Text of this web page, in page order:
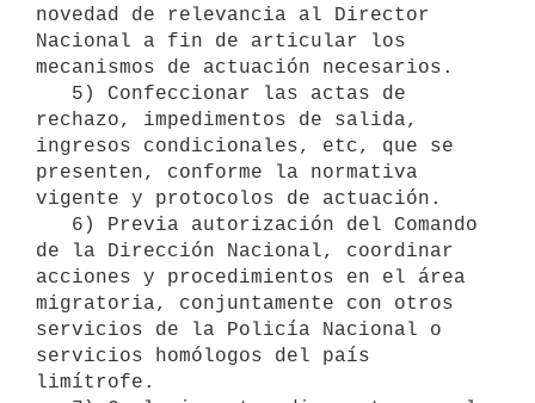
novedad de relevancia al Director
Nacional a fin de articular los
mecanismos de actuación necesarios.
rechazo, impedimentos de salida,
ingresos condicionales, etc, que se
presenten, conforme la normativa
vigente y protocolos de actuación.
de la Dirección Nacional, coordinar
acciones y procedimientos en el área
migratoria, conjuntamente con otros
servicios de la Policía Nacional o
servicios homólogos del país
limítrofe.